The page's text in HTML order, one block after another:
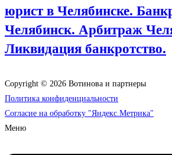
юрист в Челябинске.
Челябинск. Арбитраж
Ликвидация банкротство.
Copyright © 2026 Вотинова и партнеры
Политика конфиденциальности
Согласие на обработку "Яндекс.Метрика"
Меню